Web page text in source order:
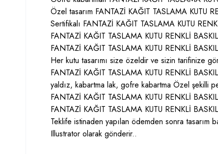
Özel tasarım FANTAZİ KAĞIT TASLAMA KUTU
Sertifikalı FANTAZİ KAĞIT TASLAMA KUTU
FANTAZİ KAĞIT TASLAMA KUTU RENKLİ
FANTAZİ KAĞIT TASLAMA KUTU RENKLİ
Her kutu tasarımı size özeldir ve sizin tarifinize
FANTAZİ KAĞIT TASLAMA KUTU RENKLİ
yaldız, kabartma lak, gofre kabartma Özel şekilli
FANTAZİ KAĞIT TASLAMA KUTU RENKLİ
FANTAZİ KAĞIT TASLAMA KUTU RENKLİ
Teklife istinaden yapılan ödemden sonra tasarım
Illustrator olarak gönderir..